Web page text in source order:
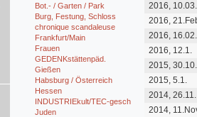
Bot.- / Garten / Park
Burg, Festung, Schloss
chronique scandaleuse
Frankfurt/Main
Frauen
GEDENKstättenpäd.
Gießen
Habsburg / Österreich
Hessen
INDUSTRIEkult/TEC-gesch
Juden
2016, 10.03.
2016,
2016, 16.02.
2016, 12.1.
2015, 30.10.
2015, 5.1.
2014, 26.11.
2014,